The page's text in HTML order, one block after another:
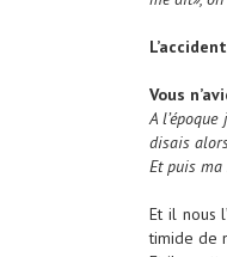
Vous
A
disais
Et puis ma
Et il nous
timide de